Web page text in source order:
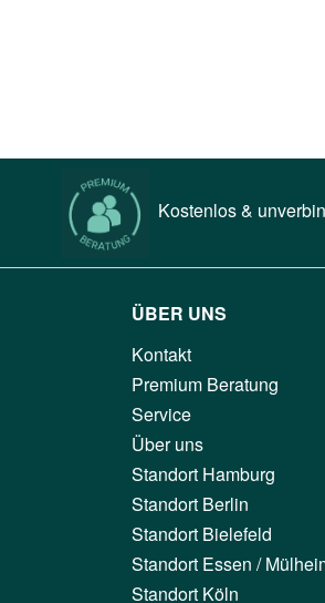
Kostenlos &
ÜBER UNS
Kontakt
Premium Beratung
Service
Über uns
Standort Hamburg
Standort Berlin
Standort Bielefeld
Standort Essen /
Standort Köln